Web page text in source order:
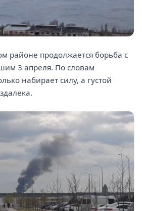
районе продолжается борьба с
3 апреля. По словам
набирает силу, а густой